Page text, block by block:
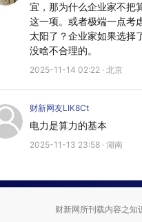
宜，那为什么企业家不把
这一项。或者极端一点考
太阳了？企业家如果选择
没啥不合理的。
2025-11-14 02:22 · 北京
财新网友LIK8Ct
电力是算力的基本
2025-11-13 23:58 · 湖南
财新网所刊载内容之知